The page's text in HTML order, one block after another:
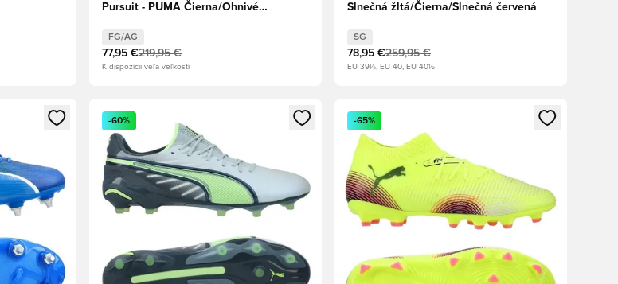
Pursuit - PUMA Čierna/Ohnivé
FG/AG
77,95 €219,95 €
K dispozícii veľa veľkostí
Slnečná žltá/Čierna/Slnečná červená
SG
78,95 €259,95 €
EU 39½, EU 40, EU 40½
alebo registráciu ako členOtvorí modál na prihlásenie alebo registráciu ako člen
-60%
Otvorí modál na prihlásenie alebo registráciu ako
-65%